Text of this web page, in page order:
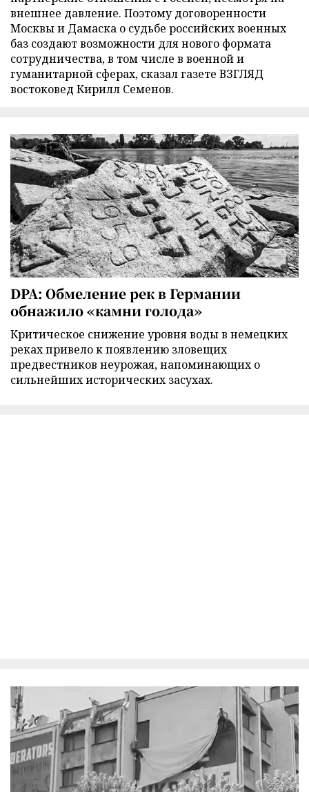
внешнее давление. Поэтому договоренности
Москвы и Дамаска о судьбе российских военных
баз создают возможности для нового формата
сотрудничества, в том числе в военной и
гуманитарной сферах, сказал газете ВЗГЛЯД
востоковед Кирилл Семенов.
DPA: Обмеление рек в Германии
обнажило «камни голода»
Критическое снижение уровня воды в немецких
реках привело к появлению зловещих
предвестников неурожая, напоминающих о
сильнейших исторических засухах.